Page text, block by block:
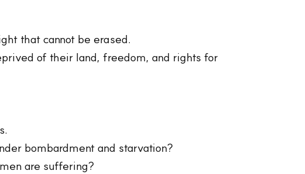
that cannot be erased.
of their land, freedom, and rights for
bombardment and starvation?
are suffering?